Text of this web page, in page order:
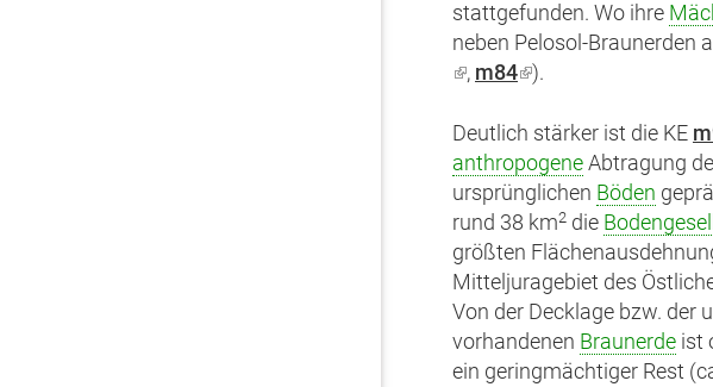
stattgefunden. Wo ihre
neben Pelosol-Braunerden
(Link
extern)
, m84(Link
extern)
).
Deutlich stärker ist die KE
anthropogene Abtragung
ursprünglichen Böden
rund 38 km2 die
größten
Mitteljuragebiet des
Von der Decklage bzw. der
vorhandenen Braunerde ist
ein geringmächtiger Rest